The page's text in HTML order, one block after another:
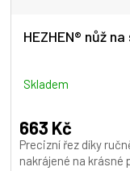
HEZHEN® nůž
Skladem
663 Kč
Precizní řez díky
nakrájené na krásné